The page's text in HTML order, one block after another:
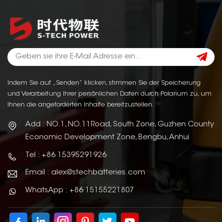
Indem Sie auf „Senden“ klicken, stimmen Sie der Speicherung
und Verarbeitung Ihrer persönlichen Daten durch Polarium zu, um
Ihnen die angeforderten Inhalte bereitzustellen.
Add : NO.1, NO.11Road, South Zone, Guzhen County
Economic Development Zone, Bengbu, Anhui
Tel : +86 15395291926
Email : alex@stechbatteries.com
WhatsApp : +86 15155221807